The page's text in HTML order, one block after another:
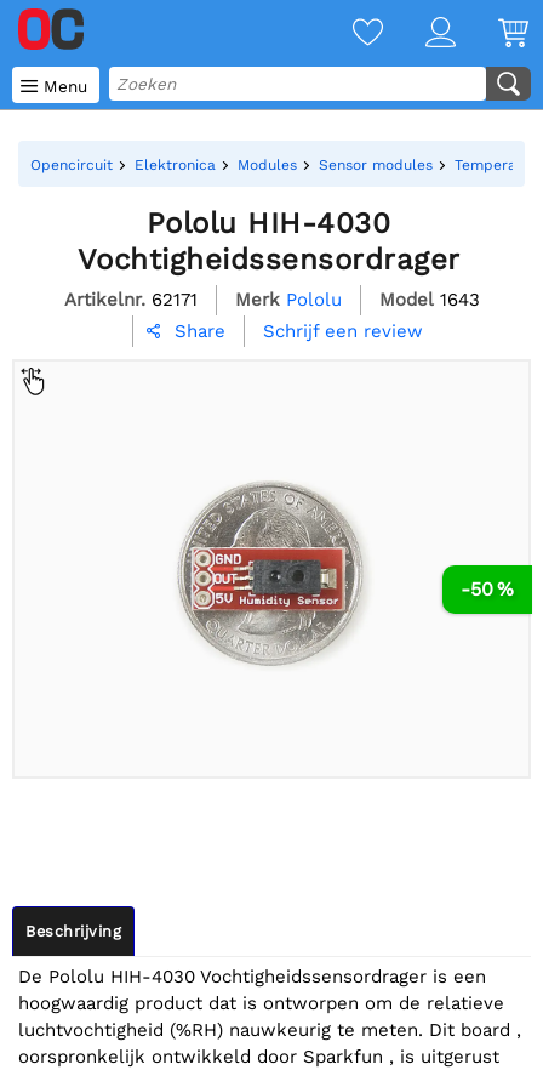
 Menu
Opencircuit Elektronica Modules Sensor modules
Pololu HIH-4030
Vochtigheidssensordrager
Artikelnr. 62171 Merk Pololu Model 1643
 Share Schrijf een review
-50 %
Beschrijving
De Pololu HIH-4030 Vochtigheidssensordrager is een
hoogwaardig product dat is ontworpen om de relatieve
luchtvochtigheid (%RH) nauwkeurig te meten. Dit board ,
oorspronkelijk ontwikkeld door Sparkfun , is uitgerust